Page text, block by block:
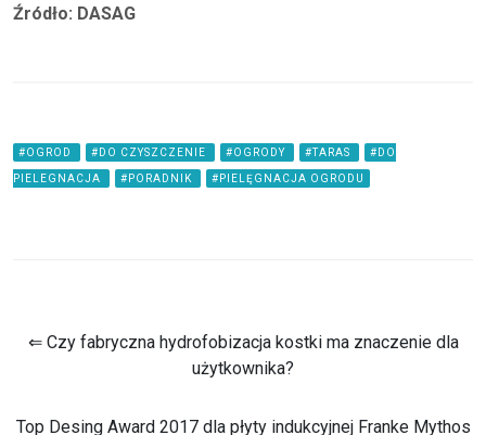
Źródło: DASAG
#OGROD #DO CZYSZCZENIE #OGRODY #TARAS #DO
PIELEGNACJA #PORADNIK #PIELĘGNACJA OGRODU
⇐ Czy fabryczna hydrofobizacja kostki ma znaczenie dla
użytkownika?
Top Desing Award 2017 dla płyty indukcyjnej Franke Mythos